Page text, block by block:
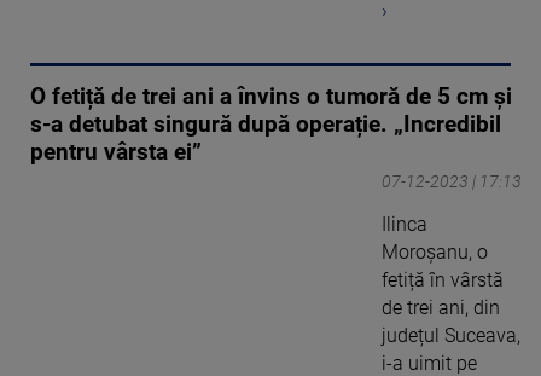
›
O fetiță de trei ani a învins o tumoră de 5 cm și
s-a detubat singură după operație. „Incredibil
pentru vârsta ei”
07-12-2023 | 17:13
Ilinca
Moroșanu, o
fetiță în vârstă
de trei ani, din
județul Suceava,
i-a uimit pe